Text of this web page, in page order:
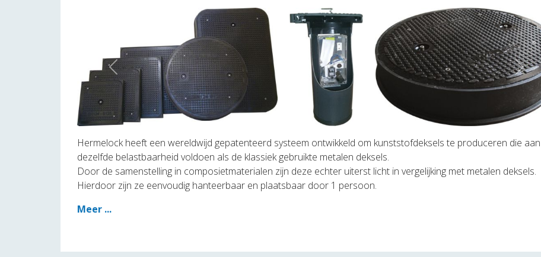
Previous Next
Hermelock heeft een wereldwijd gepatenteerd systeem ontwikkeld om kunststofdeksels te produceren die aan
dezelfde belastbaarheid voldoen als de klassiek gebruikte metalen deksels.
Door de samenstelling in composietmaterialen zijn deze echter uiterst licht in vergelijking met metalen deksels.
Hierdoor zijn ze eenvoudig hanteerbaar en plaatsbaar door 1 persoon.
Meer ...